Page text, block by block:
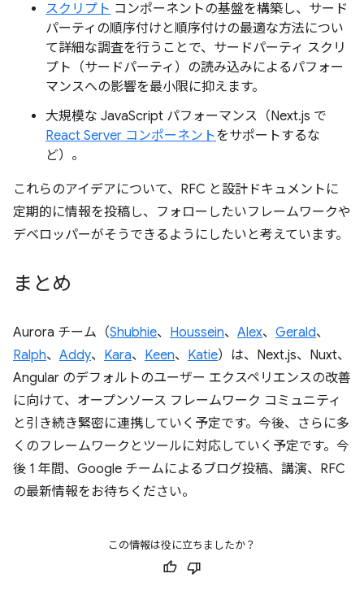
スクリプト コンポーネントの基盤を構築し、サード
パーティの順序付けと順序付けの最適な方法につい
て詳細な調査を行うことで、サードパーティ スクリ
プト（サードパーティ）の読み込みによるパフォー
マンスへの影響を最小限に抑えます。
大規模な JavaScript パフォーマンス（Next.js で
React Server コンポーネントをサポートするな
ど）。
これらのアイデアについて、RFC と設計ドキュメントに
定期的に情報を投稿し、フォローしたいフレームワークや
デベロッパーがそうできるようにしたいと考えています。
まとめ
Aurora チーム（Shubhie、 Houssein、 Alex、 Gerald、
Ralph、 Addy、 Kara、 Keen、 Katie）は、Next.js、Nuxt、
Angular のデフォルトのユーザー エクスペリエンスの改善
に向けて、オープンソース フレームワーク コミュニティ
と引き続き緊密に連携していく予定です。今後、さらに多
くのフレームワークとツールに対応していく予定です。今
後 1 年間、Google チームによるブログ投稿、講演、RFC
の最新情報をお待ちください。
この情報は役に立ちましたか？